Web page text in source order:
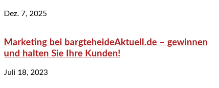
Dez. 7, 2025
Marketing bei bargteheideAktuell.de – gewinnen
und halten Sie Ihre Kunden!
Juli 18, 2023